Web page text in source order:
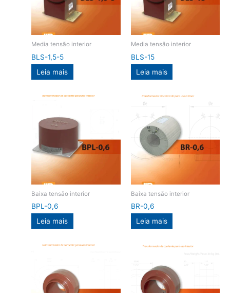
Media tensão interior
BLS-1,5-5
Leia mais
Media tensão interior
BLS-15
Leia mais
Baixa tensão interior
BPL-0,6
Leia mais
Baixa tensão interior
BR-0,6
Leia mais